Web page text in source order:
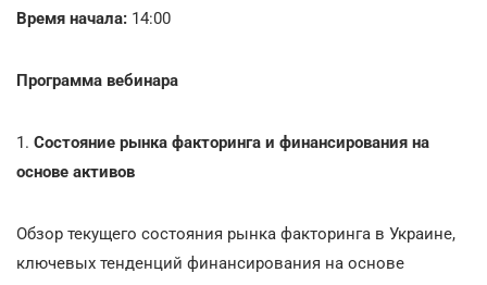
Время начала: 14:00
Программа вебинара
1. Состояние рынка факторинга и финансирования на
основе активов
Обзор текущего состояния рынка факторинга в Украине,
ключевых тенденций финансирования на основе